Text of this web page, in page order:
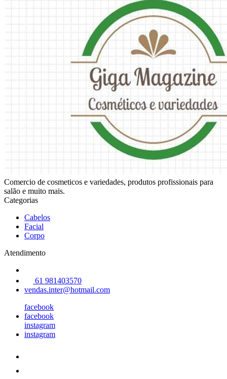
Comercio de cosmeticos e variedades, produtos profissionais para
salão e muito mais.
Categorias
Cabelos
Facial
Corpo
Atendimento
61 981403570
vendas.inter@hotmail.com
facebook
facebook
instagram
instagram